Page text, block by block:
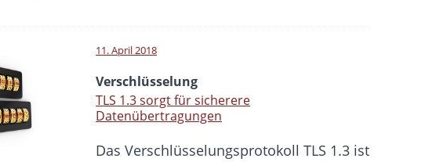
11. April 2018
Verschlüsselung
TLS 1.3 sorgt für sicherere
Datenübertragungen
Das Verschlüsselungsprotokoll TLS 1.3 ist